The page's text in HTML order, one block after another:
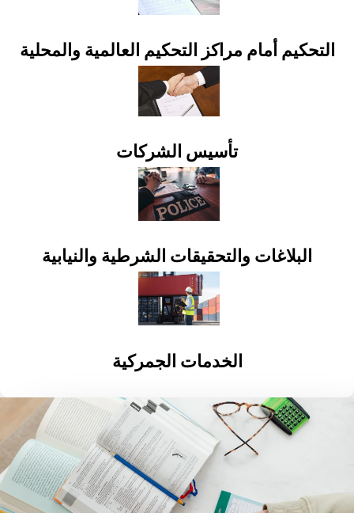
التحكيم أمام مراكز التحكيم العالمية والمحلية
تأسيس الشركات
البلاغات والتحقيقات الشرطية والنيابية
الخدمات الجمركية